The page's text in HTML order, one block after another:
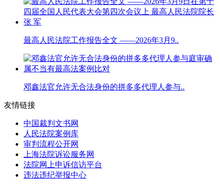
最高人民法院工作报告全文 ——2026年3月9..
邓鑫法官允许无合法身份的拼多多代理人参与..
友情链接
中国裁判文书网
人民法院案例库
审判流程公开网
上海法院诉讼服务网
法院网上申诉信访平台
违法违纪举报中心